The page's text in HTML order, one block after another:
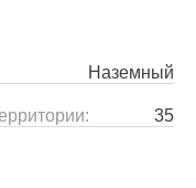
Наземный
35